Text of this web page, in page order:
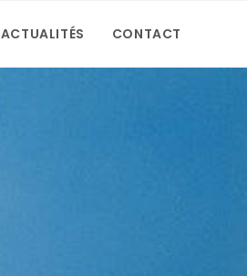
ACTUALITÉS CONTACT